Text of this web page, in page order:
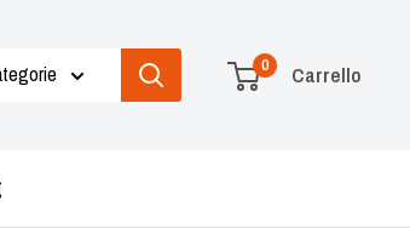
0 Carrello